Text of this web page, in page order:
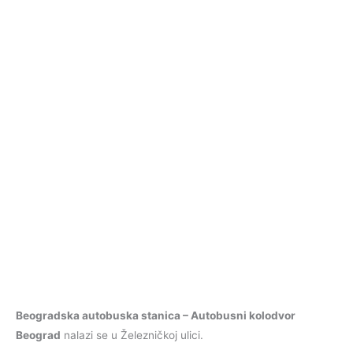
Beogradska autobuska stanica – Autobusni kolodvor
Beograd nalazi se u Železničkoj ulici.